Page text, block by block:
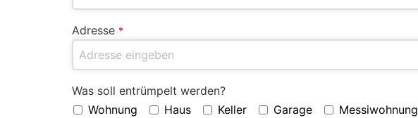
Adresse *
Was soll entrümpelt werden?
Wohnung
Haus Keller Garage Messiwohnung